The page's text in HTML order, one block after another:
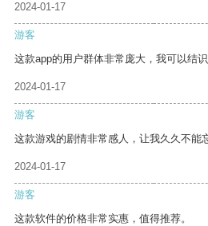
2024-01-17
游客
这款app的用户群体非常庞大，我可以结
2024-01-17
游客
这款游戏的剧情非常感人，让我久久不能
2024-01-17
游客
这款软件的价格非常实惠，值得推荐。